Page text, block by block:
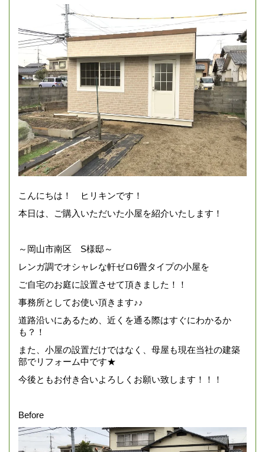
こんにちは！ ヒリキンです！
本日は、ご購入いただいた小屋を紹介いたします！
～岡山市南区 S様邸～
レンガ調でオシャレな軒ゼロ6畳タイプの小屋を
ご自宅のお庭に設置させて頂きました！！
事務所としてお使い頂きます♪♪
道路沿いにあるため、近くを通る際はすぐにわかるか
も？！
また、小屋の設置だけではなく、母屋も現在当社の建築
部でリフォーム中です★
今後ともお付き合いよろしくお願い致します！！！
Before